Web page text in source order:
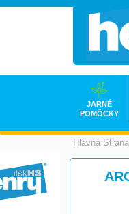
Hlavná Strana
JARNÉ
POMÔCKY